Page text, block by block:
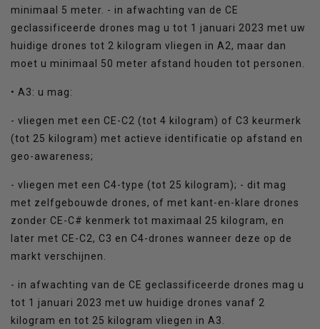
minimaal 5 meter. - in afwachting van de CE
geclassificeerde drones mag u tot 1 januari 2023 met uw
huidige drones tot 2 kilogram vliegen in A2, maar dan
moet u minimaal 50 meter afstand houden tot personen.
• A3: u mag:
- vliegen met een CE-C2 (tot 4 kilogram) of C3 keurmerk
(tot 25 kilogram) met actieve identificatie op afstand en
geo-awareness;
- vliegen met een C4-type (tot 25 kilogram); - dit mag
met zelfgebouwde drones, of met kant-en-klare drones
zonder CE-C# kenmerk tot maximaal 25 kilogram, en
later met CE-C2, C3 en C4-drones wanneer deze op de
markt verschijnen.
- in afwachting van de CE geclassificeerde drones mag u
tot 1 januari 2023 met uw huidige drones vanaf 2
kilogram en tot 25 kilogram vliegen in A3.